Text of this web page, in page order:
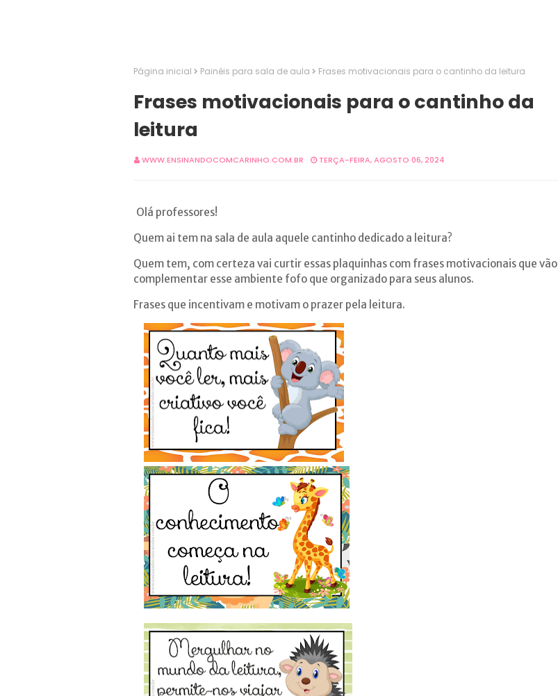
Página inicial Painéis para sala de aula Frases motivacionais para o cantinho da leitura
Frases motivacionais para o cantinho da
leitura
WWW.ENSINANDOCOMCARINHO.COM.BR TERÇA-FEIRA, AGOSTO 06, 2024
Olá professores!
Quem ai tem na sala de aula aquele cantinho dedicado a leitura?
Quem tem, com certeza vai curtir essas plaquinhas com frases motivacionais que vão
complementar esse ambiente fofo que organizado para seus alunos.
Frases que incentivam e motivam o prazer pela leitura.